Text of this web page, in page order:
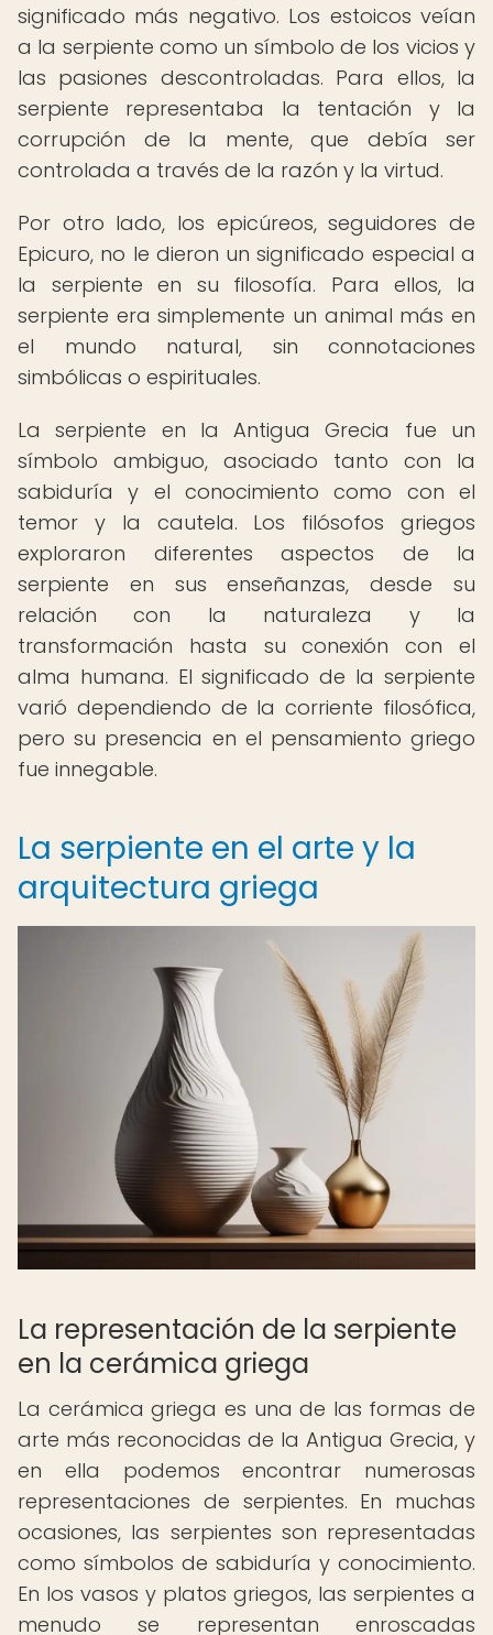
significado más negativo. Los estoicos veían
a la serpiente como un símbolo de los vicios y
las pasiones descontroladas. Para ellos, la
serpiente representaba la tentación y la
corrupción de la mente, que debía ser
controlada a través de la razón y la virtud.
Por otro lado, los epicúreos, seguidores de
Epicuro, no le dieron un significado especial a
la serpiente en su filosofía. Para ellos, la
serpiente era simplemente un animal más en
el mundo natural, sin connotaciones
simbólicas o espirituales.
La serpiente en la Antigua Grecia fue un
símbolo ambiguo, asociado tanto con la
sabiduría y el conocimiento como con el
temor y la cautela. Los filósofos griegos
exploraron diferentes aspectos de la
serpiente en sus enseñanzas, desde su
relación con la naturaleza y la
transformación hasta su conexión con el
alma humana. El significado de la serpiente
varió dependiendo de la corriente filosófica,
pero su presencia en el pensamiento griego
fue innegable.
La serpiente en el arte y la
arquitectura griega
La representación de la serpiente
en la cerámica griega
La cerámica griega es una de las formas de
arte más reconocidas de la Antigua Grecia, y
en ella podemos encontrar numerosas
representaciones de serpientes. En muchas
ocasiones, las serpientes son representadas
como símbolos de sabiduría y conocimiento.
En los vasos y platos griegos, las serpientes a
menudo se representan enroscadas